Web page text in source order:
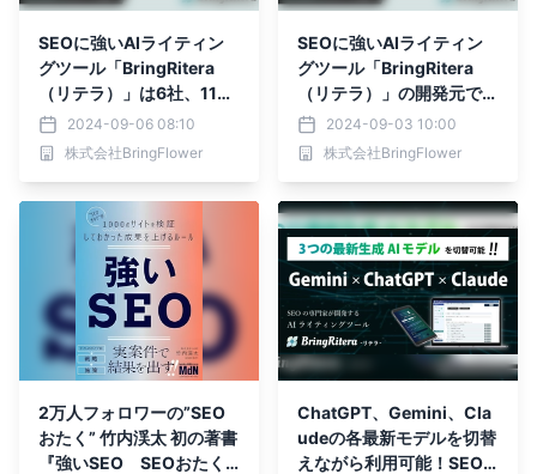
SEOに強いAIライティン
グツール「BringRitera
（リテラ）」は6社、11種
類の最高峰生成AIモデル搭
載！
2024-09-06 08:10
株式会社BringFlower
SEOに強いAIライティン
グツール「BringRitera
（リテラ）」の開発元であ
る株式会社BringFlower
が、「活躍が期待されるAI
スタートアップ」の55社
2024-09-03 10:00
株式会社BringFlower
2万人フォロワーの”SEO
おたく” 竹内渓太 初の著書
『強いSEO SEOおたく
ChatGPT、Gemini、Cla
udeの各最新モデルを切替
えながら利用可能！SEO